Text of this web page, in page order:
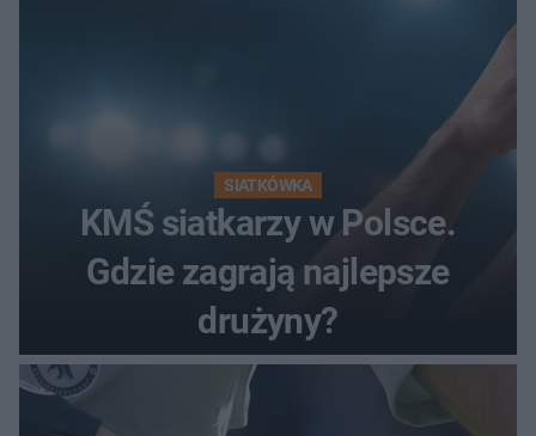
SIATKÓWKA
KMŚ siatkarzy w Polsce.
Gdzie zagrają najlepsze
drużyny?